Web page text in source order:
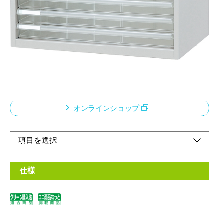
¥19,800+ 税
書類や小物の収納のベストツール。「グリーン購入法」適合。環
境に配慮した設計となっています。カラー分類ができるタイトル
シール付きです。シールは5色の使い分けができます。仕切り板
オンラインショップ
仕様